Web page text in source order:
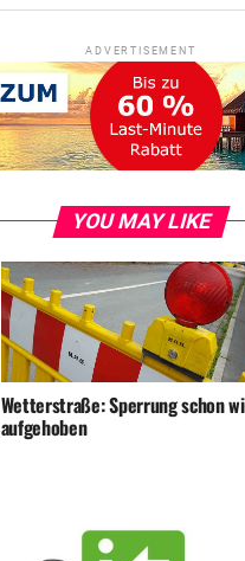
ADVERTISEMENT
YOU MAY LIKE
Wetterstraße: Sperrung schon
aufgehoben